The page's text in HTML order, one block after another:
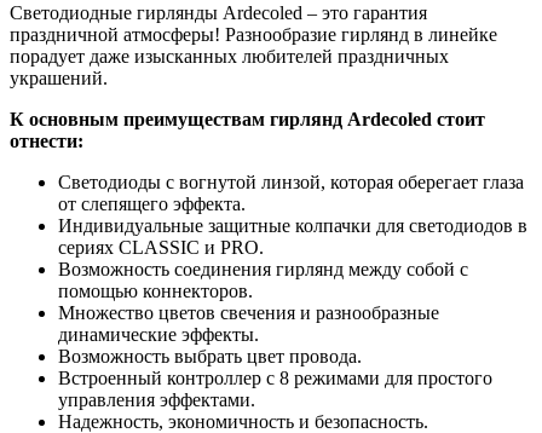
Светодиодные гирлянды Ardecoled – это гарантия
праздничной атмосферы! Разнообразие гирлянд в линейке
порадует даже изысканных любителей праздничных
украшений.
К основным преимуществам гирлянд Ardecoled стоит
отнести:
Светодиоды с вогнутой линзой, которая оберегает глаза
от слепящего эффекта.
Индивидуальные защитные колпачки для светодиодов в
сериях CLASSIC и PRO.
Возможность соединения гирлянд между собой с
помощью коннекторов.
Множество цветов свечения и разнообразные
динамические эффекты.
Возможность выбрать цвет провода.
Встроенный контроллер с 8 режимами для простого
управления эффектами.
Надежность, экономичность и безопасность.